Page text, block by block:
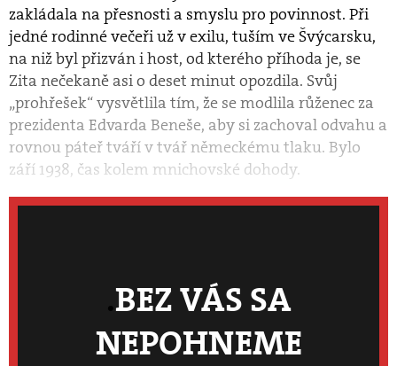
zakládala na přesnosti a smyslu pro povinnost. Při
jedné rodinné večeři už v exilu, tuším ve Švýcarsku,
na niž byl přizván i host, od kterého příhoda je, se
Zita nečekaně asi o deset minut opozdila. Svůj
„prohřešek“ vysvětlila tím, že se modlila růženec za
prezidenta Edvarda Beneše, aby si zachoval odvahu a
rovnou páteř tváří v tvář německému tlaku. Bylo
září 1938, čas kolem mnichovské dohody.
BEZ VÁS SA
NEPOHNEME